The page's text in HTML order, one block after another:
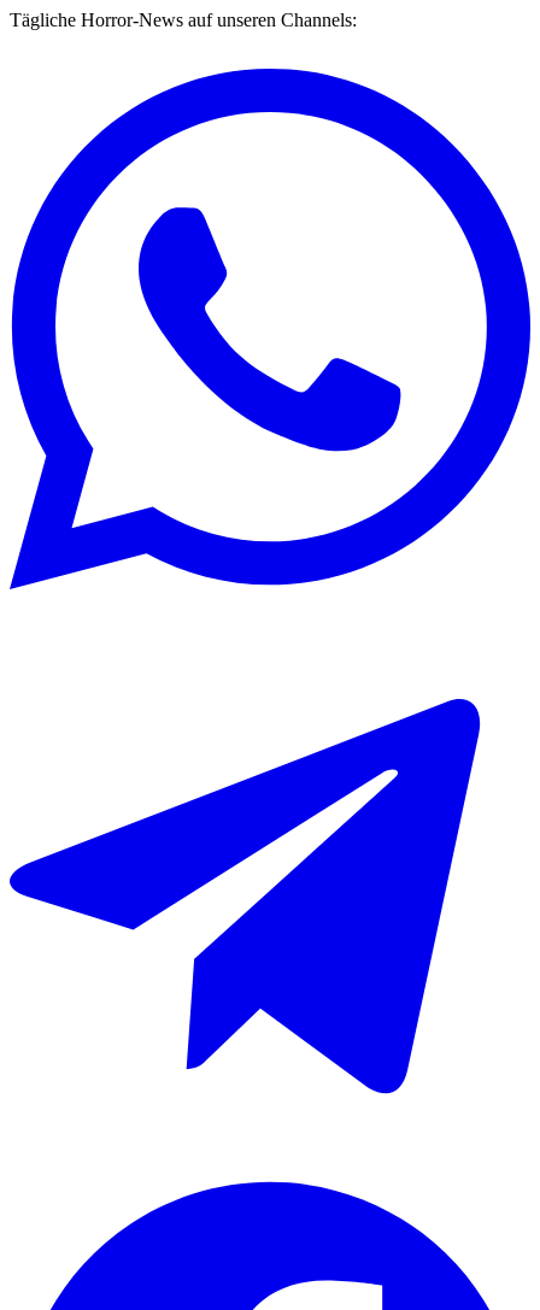
Tägliche Horror-News auf unseren Channels: